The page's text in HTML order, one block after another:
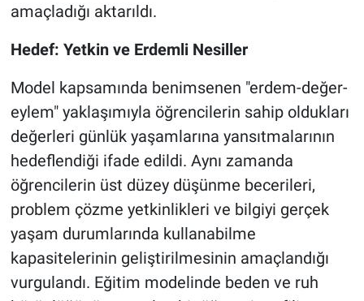
amaçladığı aktarıldı.
Hedef: Yetkin ve Erdemli Nesiller
Model kapsamında benimsenen "erdem-değer-
eylem" yaklaşımıyla öğrencilerin sahip oldukları
değerleri günlük yaşamlarına yansıtmalarının
hedeflendiği ifade edildi. Aynı zamanda
öğrencilerin üst düzey düşünme becerileri,
problem çözme yetkinlikleri ve bilgiyi gerçek
yaşam durumlarında kullanabilme
kapasitelerinin geliştirilmesinin amaçlandığı
vurgulandı. Eğitim modelinde beden ve ruh